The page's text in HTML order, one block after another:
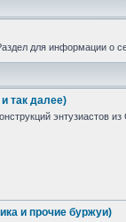
для информации о
так далее)
энтузиастов
и прочие буржуи)